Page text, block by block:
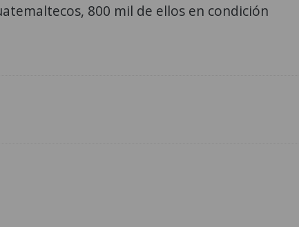
800 mil de ellos en condición